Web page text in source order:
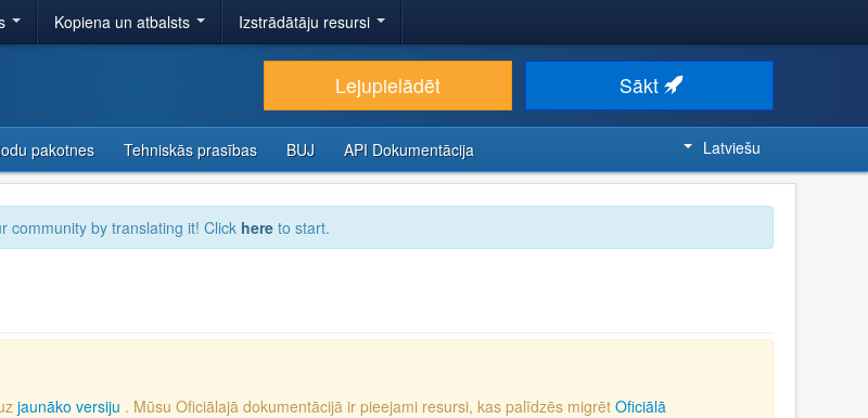
Kopiena un atbalsts Izstrādātāju resursi
Lejupielādēt Sākt
pakotnes Tehniskās prasības BUJ API Dokumentācija Latviešu
community by translating it! Click here to start.
jaunāko versiju . Mūsu Oficiālajā dokumentācijā ir pieejami resursi, kas palīdzēs migrēt Oficiālā